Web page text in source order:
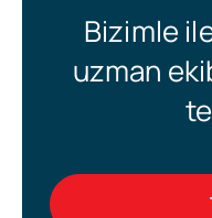
Bizimle
uzman